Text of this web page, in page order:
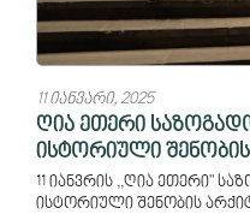
11 იანვარი, 2025
ღია ეთერი
ისტორიული შენობის
11 იანვრის ,,ღია ეთერი"
ისტორიული შენობის